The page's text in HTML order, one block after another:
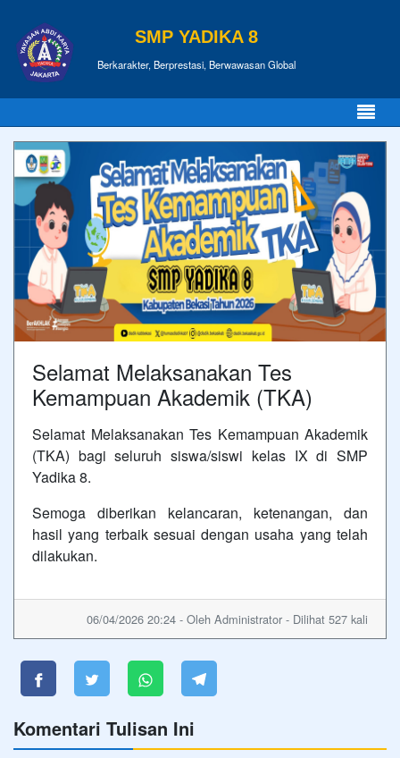
SMP YADIKA 8
Berkarakter, Berprestasi, Berwawasan Global
Selamat Melaksanakan Tes
Kemampuan Akademik (TKA)
Selamat Melaksanakan Tes Kemampuan Akademik
(TKA) bagi seluruh siswa/siswi kelas IX di SMP
Yadika 8.
Semoga diberikan kelancaran, ketenangan, dan
hasil yang terbaik sesuai dengan usaha yang telah
dilakukan.
06/04/2026 20:24 - Oleh Administrator - Dilihat 527 kali
Komentari Tulisan Ini